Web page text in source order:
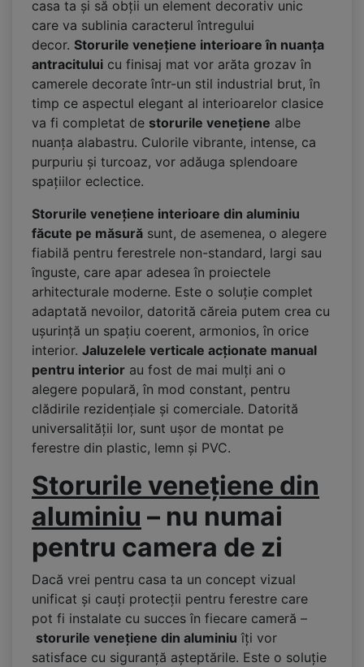
casa ta și să obții un element decorativ unic
care va sublinia caracterul întregului
decor. Storurile venețiene interioare în nuanța
antracitului cu finisaj mat vor arăta grozav în
camerele decorate într-un stil industrial brut, în
timp ce aspectul elegant al interioarelor clasice
va fi completat de storurile venețiene albe
nuanța alabastru. Culorile vibrante, intense, ca
purpuriu și turcoaz, vor adăuga splendoare
spațiilor eclectice.
Storurile venețiene interioare din aluminiu
făcute pe măsură sunt, de asemenea, o alegere
fiabilă pentru ferestrele non-standard, largi sau
înguste, care apar adesea în proiectele
arhitecturale moderne. Este o soluție complet
adaptată nevoilor, datorită căreia putem crea cu
ușurință un spațiu coerent, armonios, în orice
interior. Jaluzelele verticale acționate manual
pentru interior au fost de mai mulți ani o
alegere populară, în mod constant, pentru
clădirile rezidențiale și comerciale. Datorită
universalității lor, sunt ușor de montat pe
ferestre din plastic, lemn și PVC.
Storurile venețiene din
aluminiu – nu numai
pentru camera de zi
Dacă vrei pentru casa ta un concept vizual
unificat și cauți protecții pentru ferestre care
pot fi instalate cu succes în fiecare cameră –
storurile venețiene din aluminiu îți vor
satisface cu siguranță așteptările. Este o soluție